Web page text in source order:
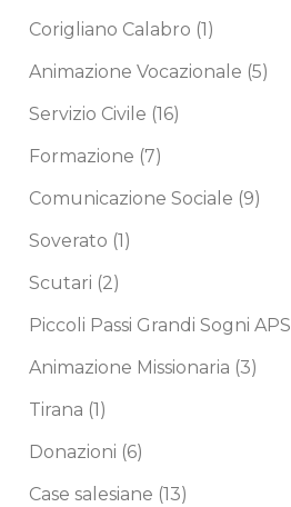
Corigliano Calabro (1)
Animazione Vocazionale (5)
Servizio Civile (16)
Formazione (7)
Comunicazione Sociale (9)
Soverato (1)
Scutari (2)
Piccoli Passi Grandi Sogni APS
Animazione Missionaria (3)
Tirana (1)
Donazioni (6)
Case salesiane (13)